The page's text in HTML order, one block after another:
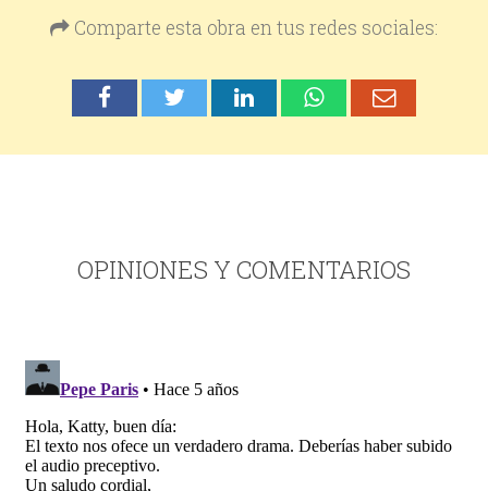
Comparte esta obra en tus redes sociales:
OPINIONES Y COMENTARIOS